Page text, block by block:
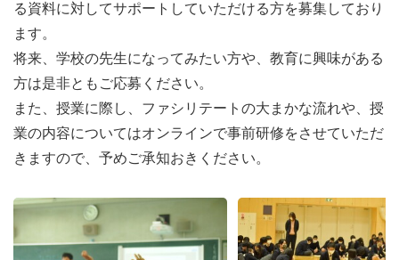
る資料に対してサポートしていただける方を募集しており
ます。
将来、学校の先生になってみたい方や、教育に興味がある
方は是非ともご応募ください。
また、授業に際し、ファシリテートの大まかな流れや、授
業の内容についてはオンラインで事前研修をさせていただ
きますので、予めご承知おきください。